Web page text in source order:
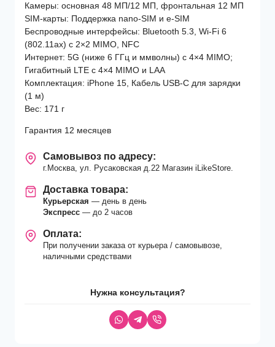
Камеры: основная 48 МП/12 МП, фронтальная 12 МП
SIM-карты: Поддержка nano-SIM и e-SIM
Беспроводные интерфейсы: Bluetooth 5.3, Wi-Fi 6
(802.11ax) с 2×2 MIMO, NFC
Интернет: 5G (ниже 6 ГГц и ммволны) с 4×4 MIMO;
Гигабитный LTE с 4×4 MIMO и LAA
Комплектация: iPhone 15, Кабель USB-C для зарядки
(1 м)
Вес: 171 г
Гарантия 12 месяцев
Самовывоз по адресу:
г.Москва, ул. Русаковская д.22 Магазин iLikeStore.
Доставка товара:
Курьерская — день в день
Экспресс — до 2 часов
Оплата:
При получении заказа от курьера / самовывозе,
наличными средствами
Нужна консультация?